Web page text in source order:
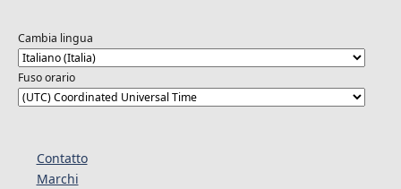
Cambia lingua
Fuso orario
Contatto
Marchi